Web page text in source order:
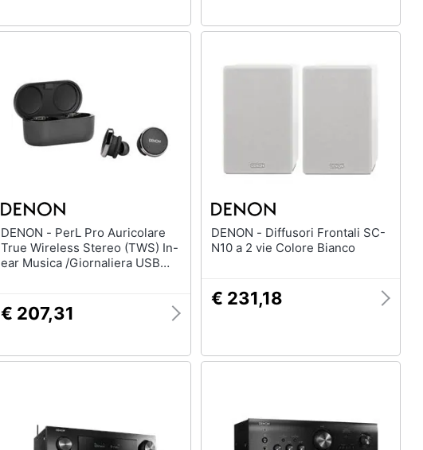
DENON - PerL Pro Auricolare
True Wireless Stereo (TWS) In-
ear Musica /Giornaliera USB
€ 207,31
DENON - Diffusori Frontali SC-
N10 a 2 vie Colore Bianco
€ 231,18